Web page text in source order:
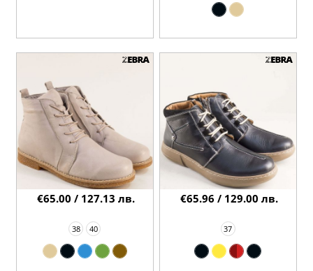
38 40
€65.00 / 127.13 лв.
37
€65.96 / 129.00 лв.